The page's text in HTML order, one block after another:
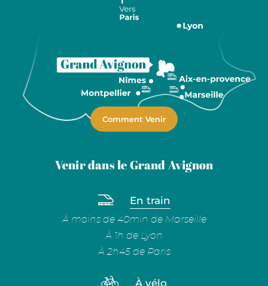
Comment Venir
Venir dans le Grand Avignon
En train
À moins de 40min de Marseille
À 1h de Lyon
À 2h45 de Paris
À vélo